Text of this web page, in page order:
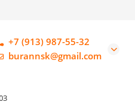
+7 (913) 987-55-32
burannsk@gmail.com